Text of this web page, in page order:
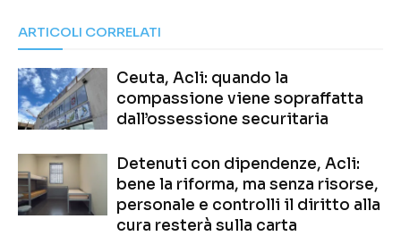
ARTICOLI CORRELATI
Ceuta, Acli: quando la
compassione viene sopraffatta
dall’ossessione securitaria
Detenuti con dipendenze, Acli:
bene la riforma, ma senza risorse,
personale e controlli il diritto alla
cura resterà sulla carta